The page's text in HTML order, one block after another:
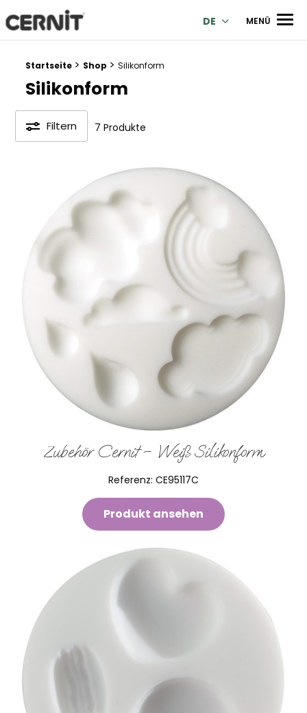
Cernit Une qualité haut de gamme pour des créations
DE MENÜ
Breadcrumb Trail:
Startseite > Shop > Silikonform
Silikonform
Filtern 7 Produkte
Zubehör Cernit – Weiß Silikonform
Referenz: CE95117C
Produkt ansehen